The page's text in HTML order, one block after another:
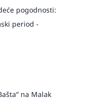
pogodnosti:
period -
na Malak